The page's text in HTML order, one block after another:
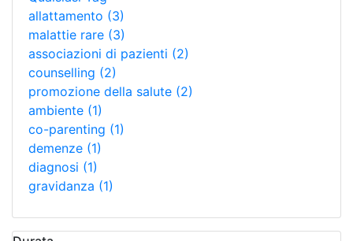
allattamento (3)
malattie rare (3)
associazioni di pazienti (2)
counselling (2)
promozione della salute (2)
ambiente (1)
co-parenting (1)
demenze (1)
diagnosi (1)
gravidanza (1)